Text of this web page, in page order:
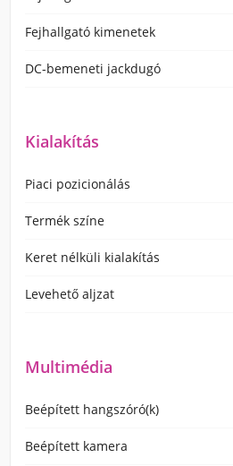
Fejhallgató kimenetek
DC-bemeneti jackdugó
Kialakítás
Piaci pozicionálás
Termék színe
Keret nélküli kialakítás
Levehető aljzat
Multimédia
Beépített hangszóró(k)
Beépített kamera